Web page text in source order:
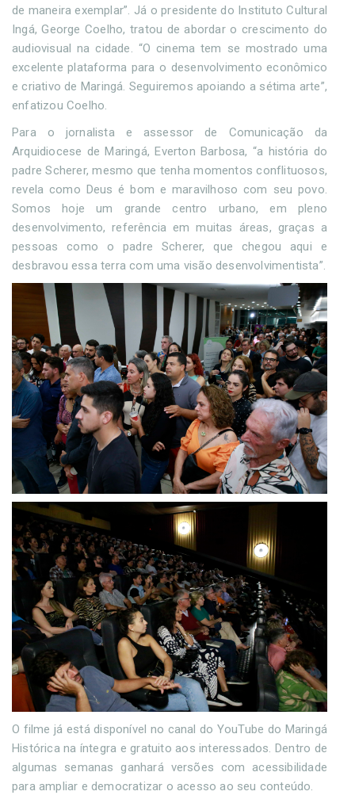
de maneira exemplar”. Já o presidente do Instituto Cultural
Ingá, George Coelho, tratou de abordar o crescimento do
audiovisual na cidade. “O cinema tem se mostrado uma
excelente plataforma para o desenvolvimento econômico
e criativo de Maringá. Seguiremos apoiando a sétima arte”,
enfatizou Coelho.
Para o jornalista e assessor de Comunicação da
Arquidiocese de Maringá, Everton Barbosa, “a história do
padre Scherer, mesmo que tenha momentos conflituosos,
revela como Deus é bom e maravilhoso com seu povo.
Somos hoje um grande centro urbano, em pleno
desenvolvimento, referência em muitas áreas, graças a
pessoas como o padre Scherer, que chegou aqui e
desbravou essa terra com uma visão desenvolvimentista”.
O filme já está disponível no canal do YouTube do Maringá
Histórica na íntegra e gratuito aos interessados. Dentro de
algumas semanas ganhará versões com acessibilidade
para ampliar e democratizar o acesso ao seu conteúdo.